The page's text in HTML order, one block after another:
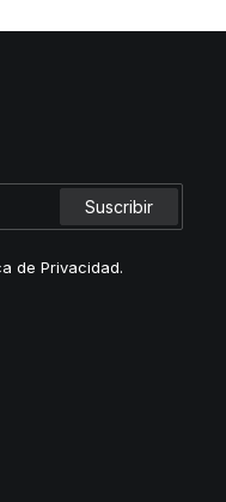
de Privacidad.